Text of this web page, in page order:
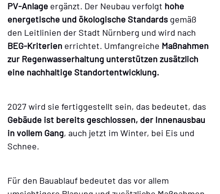
PV‑Anlage ergänzt. Der Neubau verfolgt hohe
energetische und ökologische Standards gemäß
den Leitlinien der Stadt Nürnberg und wird nach
BEG‑Kriterien errichtet. Umfangreiche Maßnahmen
zur Regenwasserhaltung unterstützen zusätzlich
eine nachhaltige Standortentwicklung.
2027 wird sie fertiggestellt sein, das bedeutet, das
Gebäude ist bereits geschlossen, der Innenausbau
in vollem Gang, auch jetzt im Winter, bei Eis und
Schnee.
Für den Bauablauf bedeutet das vor allem